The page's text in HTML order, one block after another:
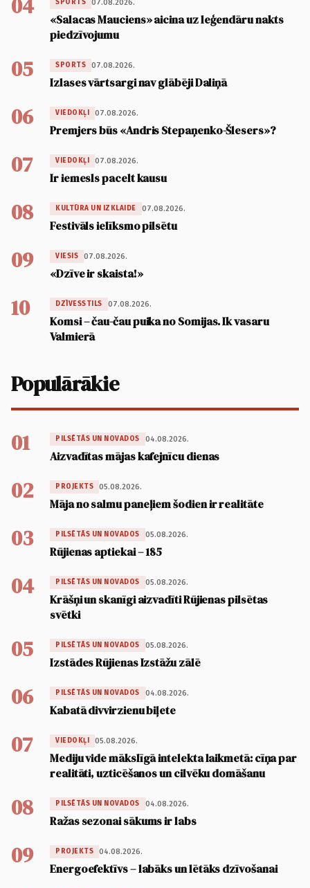
04 SPORTS 07.08.2026.
«Salacas Mauciens» aicina uz leģendāru nakts
piedzīvojumu
05 SPORTS 07.08.2026.
Izlases vārtsargi nav glābēji Daliņā
06 VIEDOKĻI 07.08.2026.
Premjers būs «Andris Stepaņenko-Šlesers»?
07 VIEDOKĻI 07.08.2026.
Ir iemesls pacelt kausu
08 KULTŪRA UN IZKLAIDE 07.08.2026.
Festivāls ielīksmo pilsētu
09 VIESIS 07.08.2026.
«Dzīve ir skaista!»
10 DZĪVESSTILS 07.08.2026.
Komsi – čau-čau puika no Somijas. Ik vasaru
Valmierā
Populārākie
01 PILSĒTĀS UN NOVADOS 04.08.2026.
Aizvadītas mājas kafejnīcu dienas
02 PROJEKTS 05.08.2026.
Māja no salmu paneļiem šodien ir realitāte
03 PILSĒTĀS UN NOVADOS 05.08.2026.
Rūjienas aptiekai – 185
04 PILSĒTĀS UN NOVADOS 05.08.2026.
Krāšņi un skanīgi aizvadīti Rūjienas pilsētas
svētki
05 PILSĒTĀS UN NOVADOS 05.08.2026.
Izstādes Rūjienas Izstāžu zālē
06 PILSĒTĀS UN NOVADOS 04.08.2026.
Kabatā divvirzienu biļete
07 VIEDOKĻI 05.08.2026.
Mediju vide mākslīgā intelekta laikmetā: cīņa par
realitāti, uzticēšanos un cilvēku domāšanu
08 PILSĒTĀS UN NOVADOS 04.08.2026.
Ražas sezonai sākums ir labs
09 PROJEKTS 04.08.2026.
Energoefektīvs – labāks un lētāks dzīvošanai